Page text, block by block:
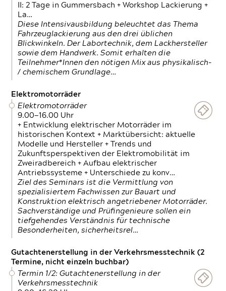
II: 2 Tage in Gummersbach + Workshop Lackierung +
La…
Diese Intensivausbildung beleuchtet das Thema
Fahrzeuglackierung aus den drei üblichen
Blickwinkeln. Der Labortechnik, dem Lackhersteller
sowie dem Handwerk. Somit erhalten die
Teilnehmer*Innen den nötigen Mix aus physikalisch-
/ chemischem Grundlage…
Elektromotorräder
Elektromotorräder
9.00—16.00 Uhr
+ Entwicklung elektrischer Motorräder im
historischen Kontext + Marktübersicht: aktuelle
Modelle und Hersteller + Trends und
Zukunftsperspektiven der Elektromobilität im
Zweiradbereich + Aufbau elektrischer
Antriebssysteme + Unterschiede zu konv…
Ziel des Seminars ist die Vermittlung von
spezialisiertem Fachwissen zur Bauart und
Konstruktion elektrisch angetriebener Motorräder.
Sachverständige und Prüfingenieure sollen ein
tiefgehendes Verständnis für technische
Besonderheiten, sicherheitsrel…
Gutachtenerstellung in der Verkehrsmesstechnik (2
Termine, nicht einzeln buchbar)
Termin 1/2: Gutachtenerstellung in der
Verkehrsmesstechnik